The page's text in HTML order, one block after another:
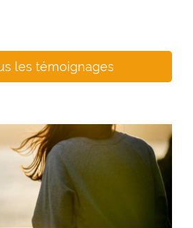
les témoignages